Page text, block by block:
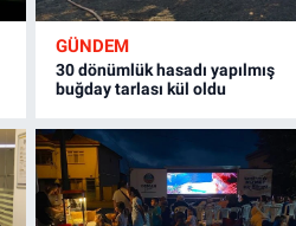
GÜNDEM
30 dönümlük hasadı yapılmış
buğday tarlası kül oldu